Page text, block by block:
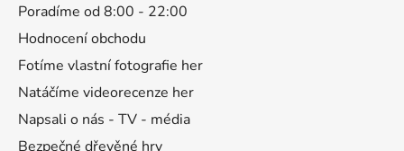
Poradíme od 8:00 - 22:00
Hodnocení obchodu
Fotíme vlastní fotografie her
Natáčíme videorecenze her
Napsali o nás - TV - média
Bezpečné dřevěné hry